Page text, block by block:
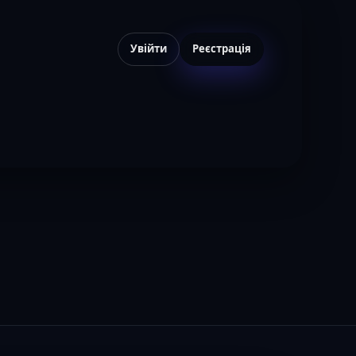
Увійти Реєстрація